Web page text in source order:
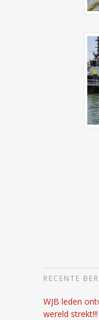
RECENTE
WJB leden
wereld strekt!!!